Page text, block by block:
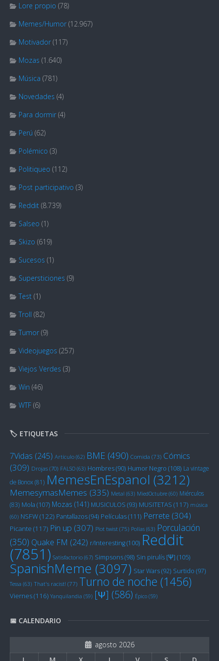
Lore propio (78)
Memes/Humor (12.967)
Motivador (117)
Mozas (1.640)
Música (781)
Novedades (4)
Para dormir (4)
Perú (62)
Polémico (3)
Politiqueo (112)
Post participativo (3)
Reddit (8.739)
Salseo (1)
Skizo (619)
Sucesos (1)
Supersticiones (9)
Test (1)
Troll (82)
Tumor (9)
Videojuegos (257)
Viejos Verdes (3)
Win (46)
WTF (6)
🏷️ ETIQUETAS
7Vidas (245) Artículo (62) BME (490) Comida (73) Cómics
(309) Drojas (70) FALSO (63) Hombres(90) Humor Negro (108) La vintage
de Bonox(81) MemesEnEspanol (3212)
MemesymasMemes (335) Metal (63) MiedOctubre (60) Miérculos
(83) Mola (107) Mozas (141) MUSICULOS (93) MUSITETAS (117) música
(60) NSFW(122) Pantallazos(94) Películas(111) Perrete (304)
Picante (117) Pin up (307) Plot twist (75) Pollas (63) Porculación
(350) Quake FM (242) r/Interesting(100) Reddit
(7851) Satisfactorio (67) Simpsons(98) Sin pirulís [Ψ] (105)
SpanishMeme (3097) Star Wars(92) Surtido (97)
Tessa (63) That's racist! (77) Turno de noche (1456)
Viernes(116) Yanquilandia (59) [Ψ] (586) Épico (59)
📅 CALENDARIO
agosto 2026